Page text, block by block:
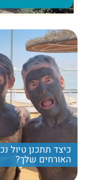
כיצד תתכנן טיול
האורחים שלך?
יריב חן, מציג את